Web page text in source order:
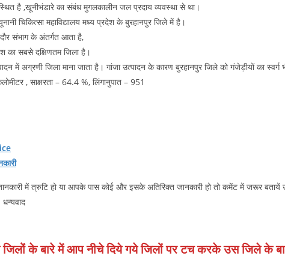
है ,खूनीभंडारे का संबंध मुगलकालीन जल प्रदाय व्यवस्था से था।
चिकित्सा महाविद्यालय मध्य प्रदेश के बुरहानपुर जिले में है।
संभाग के अंतर्गत आता है,
का सबसे दक्षिणतम जिला है।
में अग्रणी जिला माना जाता है। गांजा उत्पादन के कारण बुरहानपुर जिले को गंजेड़ीयों का स्वर्ग
, साक्षरता – 64.4 %, लिंगानुपात – 951
में त्रुटि हो या आपके पास कोई और इसके अतिरिक्‍त जानकारी हो तो कमेंट में जरूर
जिलोंं के बारे में आप नीचे दिये गये जिलों पर टच करके उस जिले के